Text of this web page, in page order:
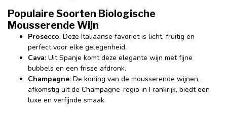
Populaire Soorten Biologische
Mousserende Wijn
Prosecco: Deze Italiaanse favoriet is licht, fruitig en
perfect voor elke gelegenheid.
Cava: Uit Spanje komt deze elegante wijn met fijne
bubbels en een frisse afdronk.
Champagne: De koning van de mousserende wijnen,
afkomstig uit de Champagne-regio in Frankrijk, biedt een
luxe en verfijnde smaak.